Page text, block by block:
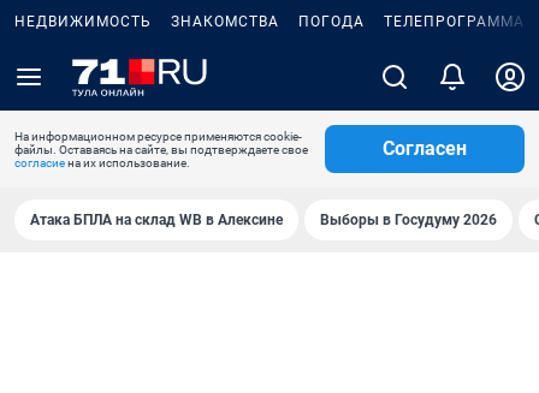
НЕДВИЖИМОСТЬ ЗНАКОМСТВА ПОГОДА ТЕЛЕПРОГРАММА
На информационном ресурсе применяются cookie-
файлы. Оставаясь на сайте, вы подтверждаете свое
согласиена их использование.
Согласен
Атака БПЛА на склад WB в Алексине Выборы в Госудуму 2026